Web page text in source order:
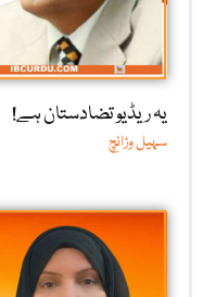
یہ ریڈیو تضادستان ہے!
سہیل وڑائچ